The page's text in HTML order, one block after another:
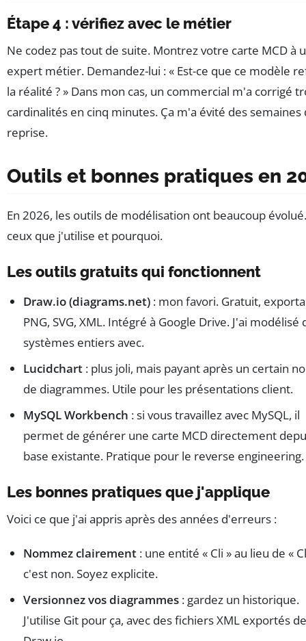
Étape 4 : vérifiez avec le métier
Ne codez pas tout de suite. Montrez votre carte MCD à
expert métier. Demandez-lui : « Est-ce que ce modèle
la réalité ? » Dans mon cas, un commercial m'a corrigé
cardinalités en cinq minutes. Ça m'a évité des semaines
reprise.
Outils et bonnes pratiques en
En 2026, les outils de modélisation ont beaucoup
ceux que j'utilise et pourquoi.
Les outils gratuits qui fonctionnent
Draw.io (diagrams.net) : mon favori. Gratuit,
PNG, SVG, XML. Intégré à Google Drive. J'ai modélisé
systèmes entiers avec.
Lucidchart : plus joli, mais payant après un certain
de diagrammes. Utile pour les présentations client.
MySQL Workbench : si vous travaillez avec MySQL, il
permet de générer une carte MCD directement
base existante. Pratique pour le reverse engineering.
Les bonnes pratiques que j'applique
Voici ce que j'ai appris après des années d'erreurs :
Nommez clairement : une entité « Cli » au lieu de «
c'est non. Soyez explicite.
Versionnez vos diagrammes : gardez un historique.
J'utilise Git pour ça, avec des fichiers XML exportés de